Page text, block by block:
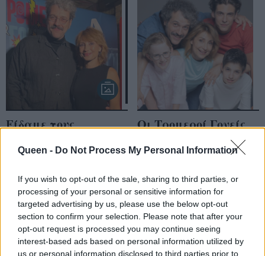
Queen - Do Not Process My Personal Information
If you wish to opt-out of the sale, sharing to third parties, or
processing of your personal or sensitive information for
targeted advertising by us, please use the below opt-out
section to confirm your selection. Please note that after your
opt-out request is processed you may continue seeing
interest-based ads based on personal information utilized by
us or personal information disclosed to third parties prior to
Είδαμε τους
αγαπήσαμε τις
ιστορίες τους
Οι Τρομεροί Γονείς
κάνουν πρεμιέρα και
σίγουρα θα
ιστορίες τους